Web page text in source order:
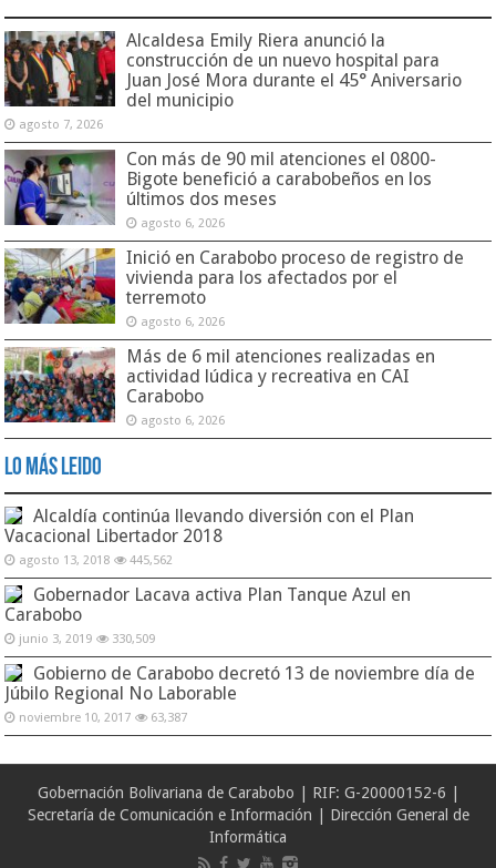
Alcaldesa Emily Riera anunció la
construcción de un nuevo hospital para
Juan José Mora durante el 45° Aniversario
del municipio
agosto 7, 2026
Con más de 90 mil atenciones el 0800-
Bigote benefició a carabobeños en los
últimos dos meses
agosto 6, 2026
Inició en Carabobo proceso de registro de
vivienda para los afectados por el
terremoto
agosto 6, 2026
Más de 6 mil atenciones realizadas en
actividad lúdica y recreativa en CAI
Carabobo
agosto 6, 2026
Lo Más Leido
Alcaldía continúa llevando diversión con el Plan
Vacacional Libertador 2018
agosto 13, 2018 445,562
Gobernador Lacava activa Plan Tanque Azul en
Carabobo
junio 3, 2019 330,509
Gobierno de Carabobo decretó 13 de noviembre día de
Júbilo Regional No Laborable
noviembre 10, 2017 63,387
Gobernación Bolivariana de Carabobo | RIF: G-20000152-6 |
Secretaría de Comunicación e Información | Dirección General de
Informática